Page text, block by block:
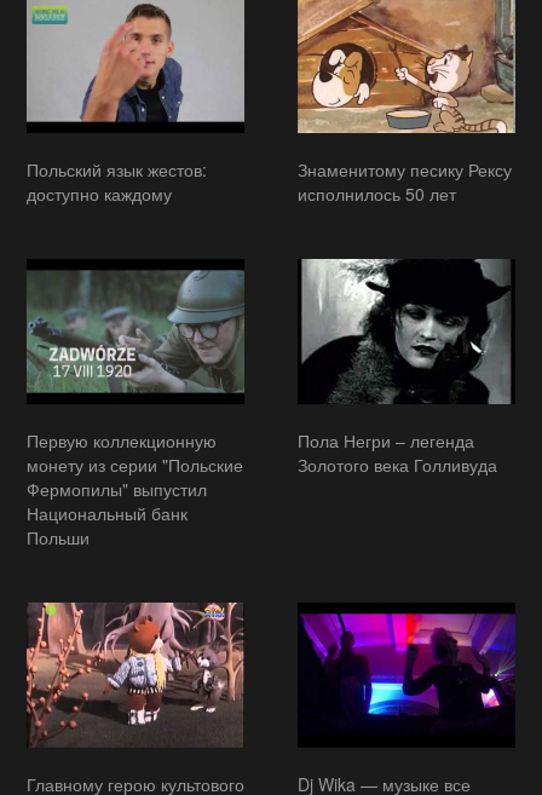
Польский язык жестов:
доступно каждому
Знаменитому песику Рексу
исполнилось 50 лет
Первую коллекционную
монету из серии "Польские
Фермопилы" выпустил
Национальный банк
Польши
Пола Негри – легенда
Золотого века Голливуда
Главному герою культового Dj Wika — музыке все